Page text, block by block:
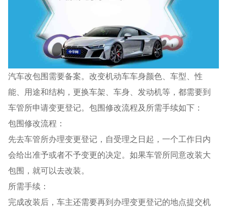
汽车改包围需要备案。改变机动车车身颜色、车型、性
能、用途和结构，更换车架、车身、发动机等，都需要到
车管所申请变更登记。包围修改流程及所需手续如下：
包围修改流程：
先去车管所办理变更登记，自受理之日起，一个工作日内
会给出准予或者不予变更的决定。如果车管所同意改装大
包围，就可以去改装。
所需手续：
完成改装后，车主还需要再到办理变更登记的地点提交机